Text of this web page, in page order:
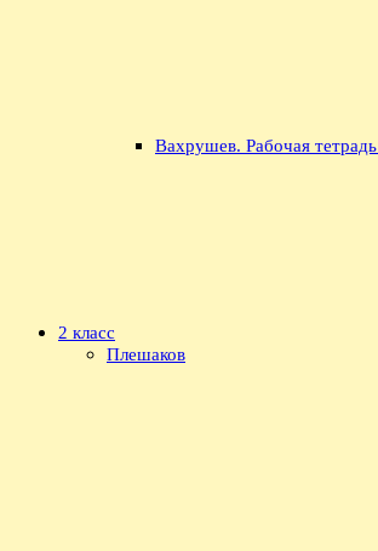
Вахрушев. Рабочая тетрадь
2 класс
Плешаков